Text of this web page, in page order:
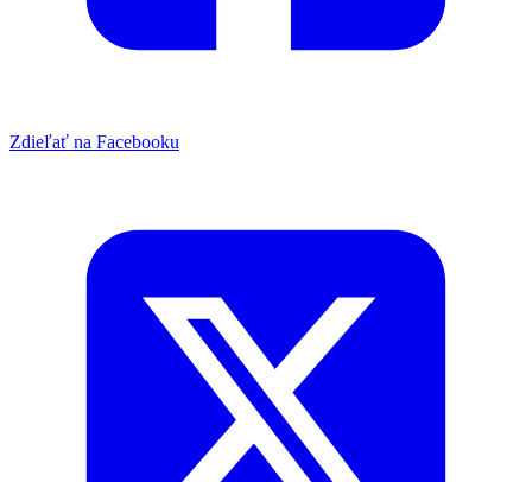
Zdieľať na Facebooku